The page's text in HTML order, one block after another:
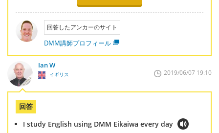
回答したアンカーのサイト
DMM講師プロフィール
Ian W
イギリス 2019/06/07 19:10
回答
I study English using DMM Eikaiwa every day